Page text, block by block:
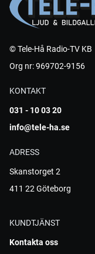
© Tele-Hå Radio-TV KB
Org nr: 969702-9156
KONTAKT
031 - 10 03 20
info@tele-ha.se
ADRESS
Skanstorget 2
411 22 Göteborg
KUNDTJÄNST
Kontakta oss